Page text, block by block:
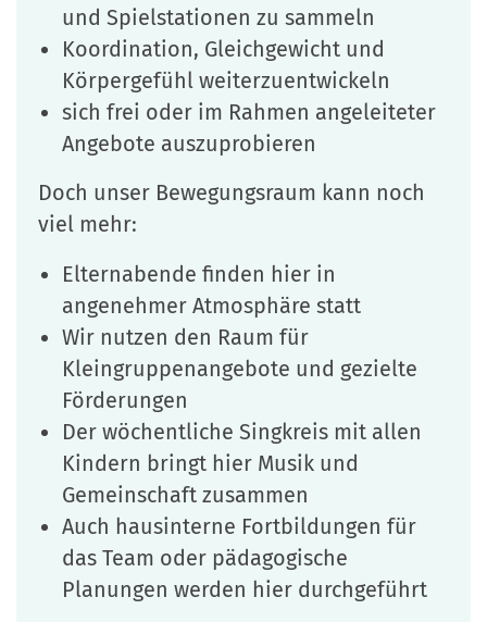
und Spielstationen zu sammeln
Koordination, Gleichgewicht und
Körpergefühl weiterzuentwickeln
sich frei oder im Rahmen angeleiteter
Angebote auszuprobieren
Doch unser Bewegungsraum kann noch
viel mehr:
Elternabende finden hier in
angenehmer Atmosphäre statt
Wir nutzen den Raum für
Kleingruppenangebote und gezielte
Förderungen
Der wöchentliche Singkreis mit allen
Kindern bringt hier Musik und
Gemeinschaft zusammen
Auch hausinterne Fortbildungen für
das Team oder pädagogische
Planungen werden hier durchgeführt